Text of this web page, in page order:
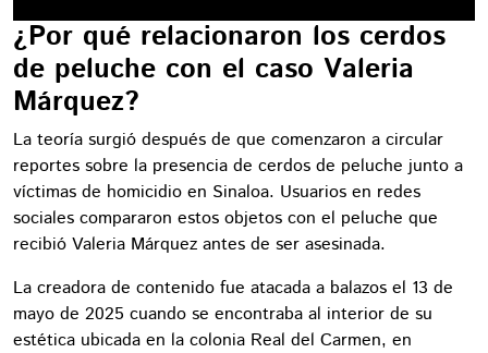
¿Por qué relacionaron los cerdos
de peluche con el caso Valeria
Márquez?
La teoría surgió después de que comenzaron a circular
reportes sobre la presencia de cerdos de peluche junto a
víctimas de homicidio en Sinaloa. Usuarios en redes
sociales compararon estos objetos con el peluche que
recibió Valeria Márquez antes de ser asesinada.
La creadora de contenido fue atacada a balazos el 13 de
mayo de 2025 cuando se encontraba al interior de su
estética ubicada en la colonia Real del Carmen, en